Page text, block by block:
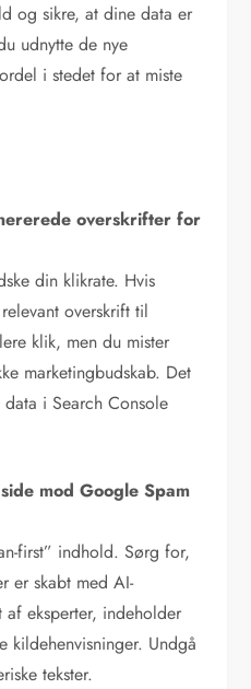
og sikre, at dine data er
udnytte de nye
i stedet for at miste
overskrifter for
din klikrate. Hvis
overskrift til
klik, men du mister
marketingbudskab. Det
i Search Console
mod Google Spam
first” indhold. Sørg for,
er skabt med AI-
af eksperter, indeholder
kildehenvisninger. Undgå
tekster.